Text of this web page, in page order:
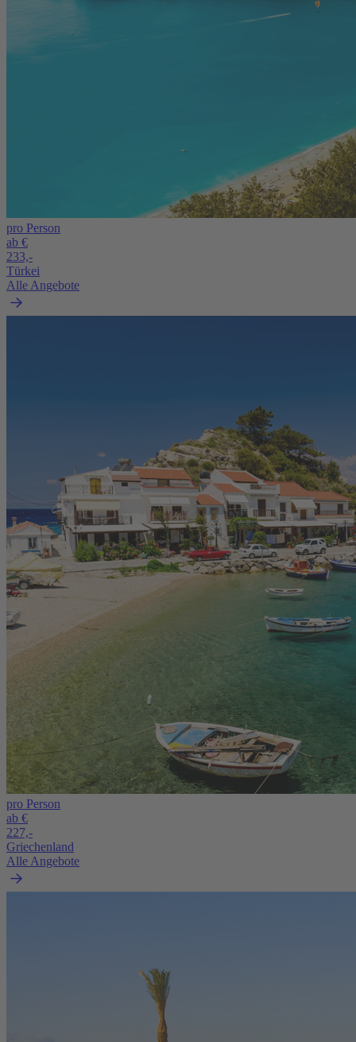
pro Person
ab €
233,-
Türkei
Alle Angebote
pro Person
ab €
227,-
Griechenland
Alle Angebote